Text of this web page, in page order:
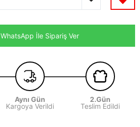
WhatsApp İle Sipariş Ver
Aynı Gün
Kargoya Verildi
2.Gün
Teslim Edildi